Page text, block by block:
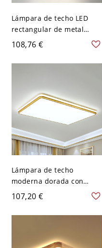
Lámpara de techo LED
rectangular de metal
negro moderno con
pantalla de acrílico - 110
A 120 V 59,69 cm Natural
108,76 €
Lámpara de techo
moderna dorada con
pantalla blanca y
bombillas LED - 110 A 120
V 64,77 cm Blanco
107,20 €